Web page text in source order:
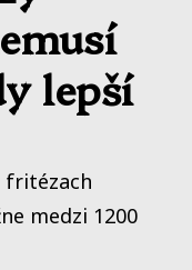
lepší
fritézach
medzi 1200